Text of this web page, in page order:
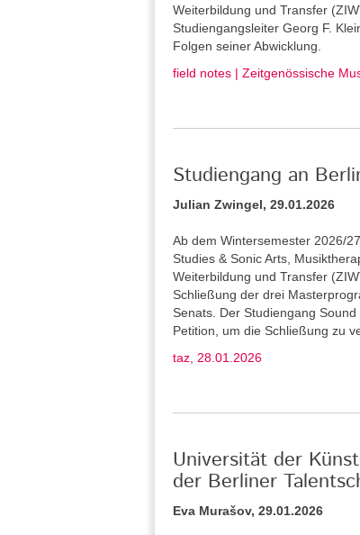
Weiterbildung und Transfer
Studiengangsleiter Georg F.
Folgen seiner Abwicklung.
field notes | Zeitgenössische
Studiengang an
Julian Zwingel, 29.01.2026
Ab dem Wintersemester 2026/
Studies & Sonic Arts,
Weiterbildung und Transfer
Schließung der drei
Senats. Der Studiengang
Petition, um die Schließung zu
taz, 28.01.2026
Universität der
der Berliner
Eva Murašov, 29.01.2026